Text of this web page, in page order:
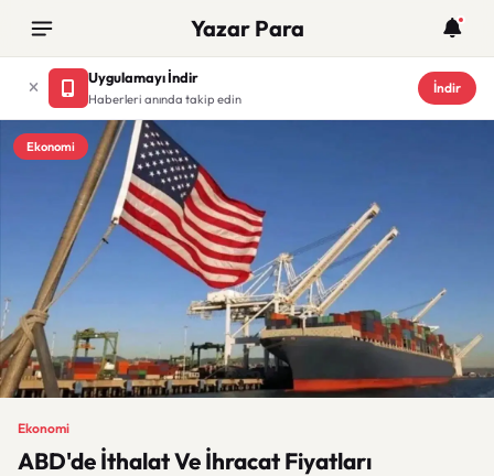
Yazar Para
Uygulamayı İndir
Haberleri anında takip edin
İndir
Ekonomi
Ekonomi
ABD'de İthalat Ve İhracat Fiyatları